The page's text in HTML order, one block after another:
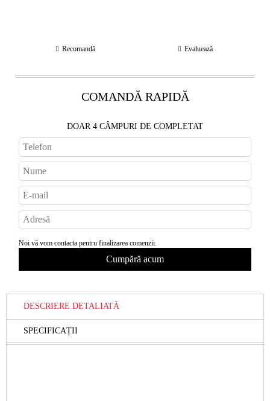
Recomandă Evaluează
COMANDĂ RAPIDĂ
DOAR 4 CÂMPURI DE COMPLETAT
Noi vă vom contacta pentru finalizarea comenzii.
DESCRIERE DETALIATĂ
SPECIFICAȚII